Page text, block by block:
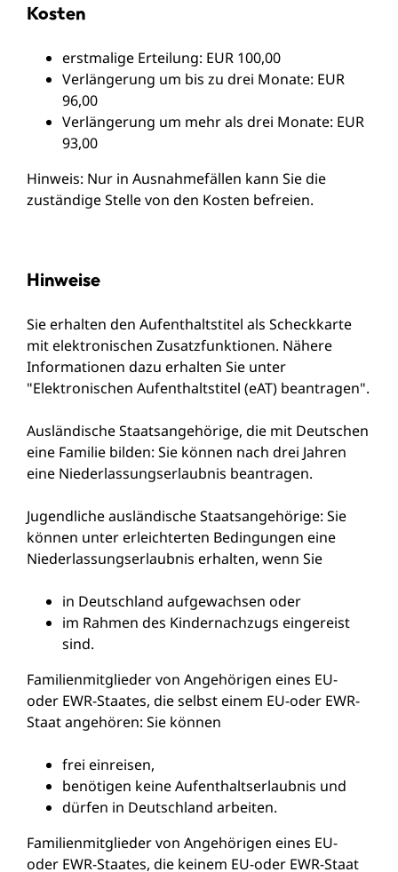
Kosten
erstmalige Erteilung: EUR 100,00
Verlängerung um bis zu drei Monate: EUR
96,00
Verlängerung um mehr als drei Monate: EUR
93,00
Hinweis: Nur in Ausnahmefällen kann Sie die
zuständige Stelle von den Kosten befreien.
Hinweise
Sie erhalten den Aufenthaltstitel als Scheckkarte
mit elektronischen Zusatzfunktionen. Nähere
Informationen dazu erhalten Sie unter
"Elektronischen Aufenthaltstitel (eAT) beantragen".
Ausländische Staatsangehörige, die mit Deutschen
eine Familie bilden: Sie können nach drei Jahren
eine Niederlassungserlaubnis beantragen.
Jugendliche ausländische Staatsangehörige: Sie
können unter erleichterten Bedingungen eine
Niederlassungserlaubnis erhalten, wenn Sie
in Deutschland aufgewachsen oder
im Rahmen des Kindernachzugs eingereist
sind.
Familienmitglieder von Angehörigen eines EU-
oder EWR-Staates, die selbst einem EU-oder EWR-
Staat angehören: Sie können
frei einreisen,
benötigen keine Aufenthaltserlaubnis und
dürfen in Deutschland arbeiten.
Familienmitglieder von Angehörigen eines EU-
oder EWR-Staates, die keinem EU-oder EWR-Staat